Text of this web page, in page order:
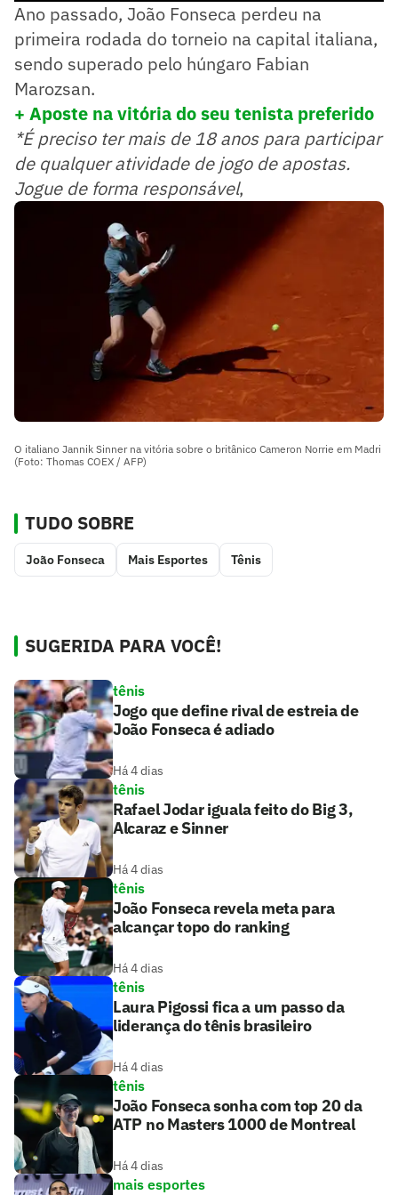
Ano passado, João Fonseca perdeu na
primeira rodada do torneio na capital italiana,
sendo superado pelo húngaro Fabian
Marozsan.
+ Aposte na vitória do seu tenista preferido
*É preciso ter mais de 18 anos para participar
de qualquer atividade de jogo de apostas.
Jogue de forma responsável,
O italiano Jannik Sinner na vitória sobre o britânico Cameron Norrie em Madri
(Foto: Thomas COEX / AFP)
TUDO SOBRE
João Fonseca Mais Esportes Tênis
SUGERIDA PARA VOCÊ!
tênis
Jogo que define rival de estreia de
João Fonseca é adiado
Há 4 dias
tênis
Rafael Jodar iguala feito do Big 3,
Alcaraz e Sinner
Há 4 dias
tênis
João Fonseca revela meta para
alcançar topo do ranking
Há 4 dias
tênis
Laura Pigossi fica a um passo da
liderança do tênis brasileiro
Há 4 dias
tênis
João Fonseca sonha com top 20 da
ATP no Masters 1000 de Montreal
Há 4 dias
mais esportes